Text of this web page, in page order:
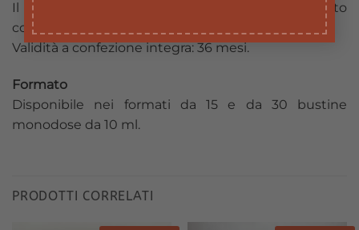
Il periodo di validità si riferisce alprodotto
correttamente conservato in confezione integra.
Validità a confezione integra: 36 mesi.
Formato
Disponibile nei formati da 15 e da 30 bustine
monodose da 10 ml.
PRODOTTI CORRELATI